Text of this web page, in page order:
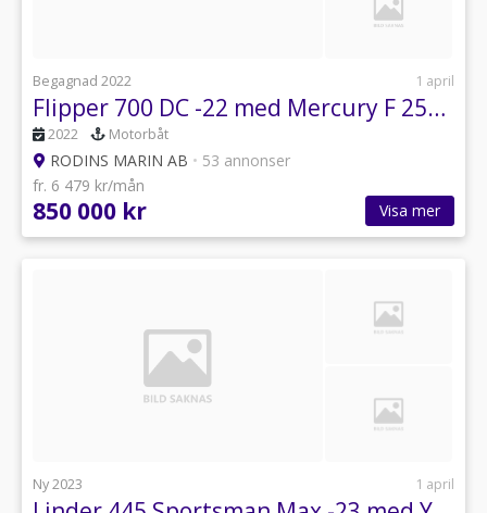
Begagnad 2022 1 april
Flipper 700 DC -22 med Mercury F 250 XL DTS -22
2022 Motorbåt
RODINS MARIN AB • 53 annonser
fr. 6 479 kr/mån
850 000 kr Visa mer
Ny 2023 1 april